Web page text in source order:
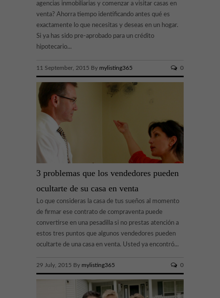
agencias inmobiliarias y comenzar a visitar casas en
venta? Ahorra tiempo identificando antes qué es
exactamente lo que necesitas y deseas en un hogar.
Si ya has sido pre-aprobado para un crédito
hipotecario...
11 September, 2015 By mylisting365 0
3 problemas que los vendedores pueden
ocultarte de su casa en venta
Lo que consideras la casa de tus sueños al momento
de firmar ese contrato de compraventa puede
convertirse en una pesadilla si no prestas atención a
estos tres puntos que algunos vendedores pueden
ocultarte de una casa en venta. Usted ya encontró...
29 July, 2015 By mylisting365 0